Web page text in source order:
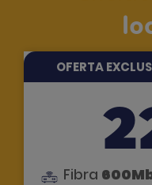
OFERTA
Fibra